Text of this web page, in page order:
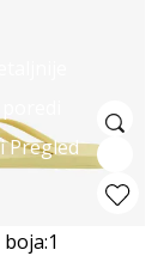
Pregled
1